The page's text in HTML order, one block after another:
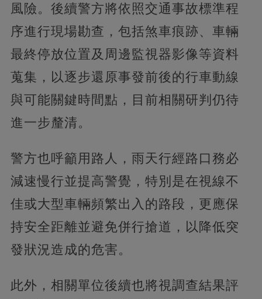
風險。後續警方將依照交通事故標準程
序進行現場勘查，包括煞車痕跡、車輛
最終停放位置及周邊監視器影像等資料
蒐集，以逐步還原事發前後的行車動線
與可能關鍵時間點，目前相關研判仍待
進一步釐清。
警方也呼籲用路人，雨天行經路口務必
減速慢行並提高警覺，特別是在視線不
佳或大型車輛頻繁出入的路段，更應保
持安全距離並避免併行搶道，以降低突
發狀況造成的危害。
此外，相關單位後續也將視調查結果評